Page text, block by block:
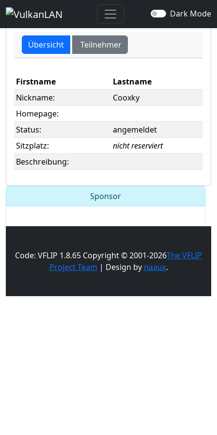
Dark Mode
user -> Cooxky
Übersicht Teilnehmer
Firstname
Lastname
Nickname:
Cooxky
Homepage:
Status:
angemeldet
Sitzplatz:
nicht reserviert
Beschreibung:
Sponsor
Code: VFLIP 1.8.65 Copyright © 2001-2026The VFLIP
Project Team | Design by naaux.